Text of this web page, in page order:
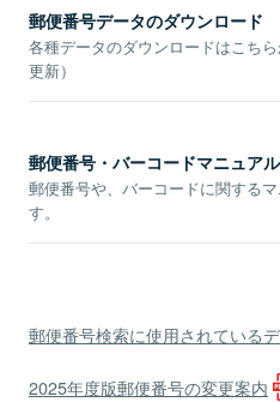
郵便番号データのダウンロード
各種データのダウンロードはこち
更新）
郵便番号・バーコードマニュアル
郵便番号や、バーコードに関する
す。
郵便番号検索に使用されている
2025年度版郵便番号の変更案内